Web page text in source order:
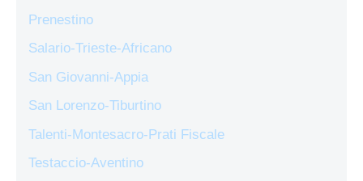
Prenestino
Salario-Trieste-Africano
San Giovanni-Appia
San Lorenzo-Tiburtino
Talenti-Montesacro-Prati Fiscale
Testaccio-Aventino